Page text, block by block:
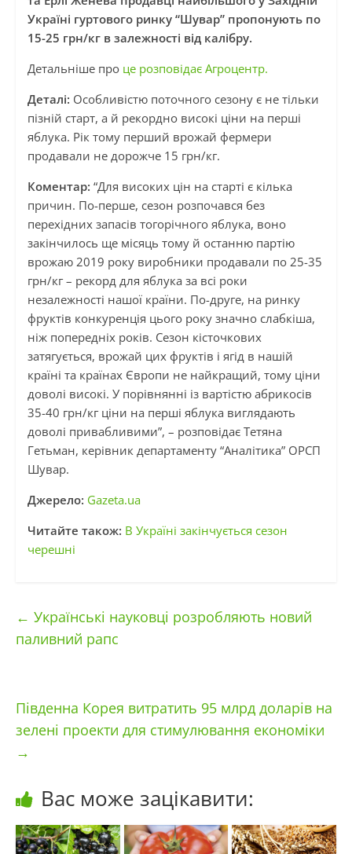
Україні гуртового ринку “Шувар” пропонують по
15-25 грн/кг в залежності від калібру.
Детальніше про це розповідає Агроцентр.
Деталі: Особливістю поточного сезону є не тільки
пізній старт, а й рекордно високі ціни на перші
яблука. Рік тому перший врожай фермери
продавали не дорожче 15 грн/кг.
Коментар: “Для високих цін на старті є кілька
причин. По-перше, сезон розпочався без
перехідних запасів тогорічного яблука, воно
закінчилось ще місяць тому й останню партію
врожаю 2019 року виробники продавали по 25-35
грн/кг – рекорд для яблука за всі роки
незалежності нашої країни. По-друге, на ринку
фруктів конкуренція цього року значно слабкіша,
ніж попередніх років. Сезон кісточкових
затягується, врожай цих фруктів і ягід в нашій
країні та країнах Європи не найкращий, тому ціни
доволі високі. У порівнянні із вартістю абрикосів
35-40 грн/кг ціни на перші яблука виглядають
доволі привабливими”, – розповідає Тетяна
Гетьман, керівник департаменту “Аналітика” ОРСП
Шувар.
Джерело: Gazeta.ua
Читайте також: В Україні закінчується сезон
черешні
← Українські науковці розробляють новий
паливний рапс
Південна Корея витратить 95 млрд доларів на
зелені проекти для стимулювання економіки
→
Вас може зацікавити: